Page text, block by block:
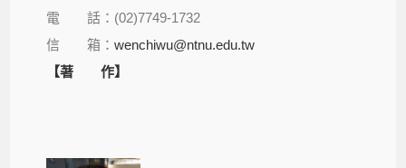
電 話：(02)7749-1732
信 箱：wenchiwu@ntnu.edu.tw
【著 作】